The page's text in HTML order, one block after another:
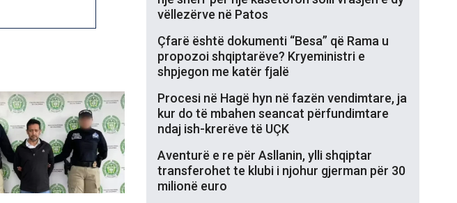
vëllezërve në Patos
Çfarë është dokumenti “Besa” që Rama u
propozoi shqiptarëve? Kryeministri e
shpjegon me katër fjalë
Procesi në Hagë hyn në fazën vendimtare, ja
kur do të mbahen seancat përfundimtare
ndaj ish-krerëve të UÇK
Aventurë e re për Asllanin, ylli shqiptar
transferohet te klubi i njohur gjerman për 30
milionë euro